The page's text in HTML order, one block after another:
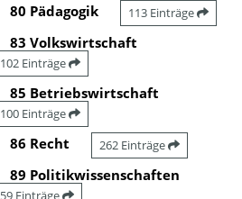
80 Pädagogik 113 Einträge
83 Volkswirtschaft
102 Einträge
85 Betriebswirtschaft
100 Einträge
86 Recht 262 Einträge
89 Politikwissenschaften
59 Einträge